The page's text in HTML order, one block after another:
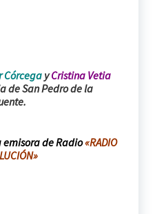
CórcegayCristina Vetia
de San Pedro de la
de Radio«RADIO